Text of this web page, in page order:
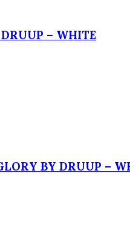
– WHITE
BY DRUUP –